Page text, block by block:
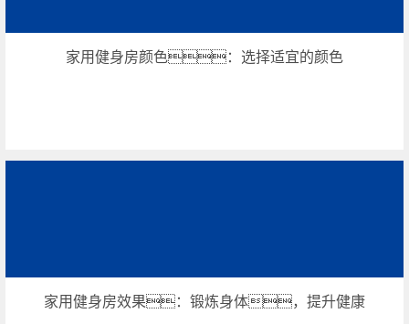
家用健身房颜色：选择适宜的颜色
家用健身房效果：锻炼身体，提升健康